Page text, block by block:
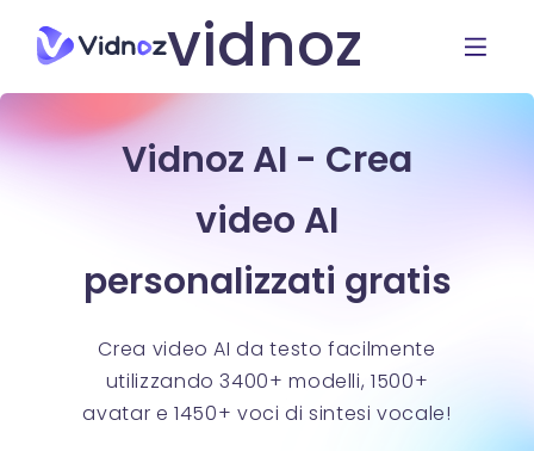
vidnoz
Vidnoz AI - Crea
video AI
personalizzati gratis
Crea video AI da testo facilmente
utilizzando 3400+ modelli, 1500+
avatar e 1450+ voci di sintesi vocale!